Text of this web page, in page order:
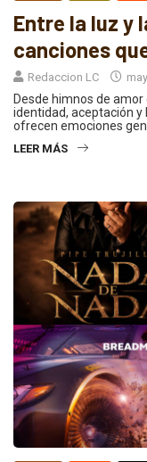
Entre la luz
canciones
Redaccion LC
Desde himnos de
identidad, aceptación y
ofrecen emociones
LEER MÁS